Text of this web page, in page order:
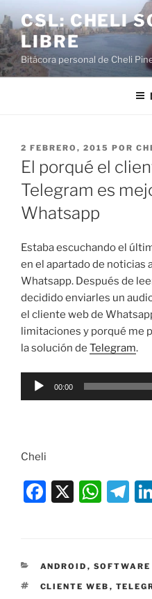
al
contenido
CSL: CHELI
LIBRE
Bitácora personal de Cheli
PUBLICADO
EL
2 FEBRERO, 2015 POR
El porqué el
Telegram es
Whatsapp
Estaba escuchando el
en el apartado de noticias
Whatsapp. Después de
decidido enviarles un
el cliente web de
limitaciones y porqué me
la solución de Telegram.
Reproductor
00:00
Cheli
F
e
b
X
W
s
A
T
gr
a
CATEGORÍAS
ANDROID ,
ETIQUETAS
CLIENTE WEB ,